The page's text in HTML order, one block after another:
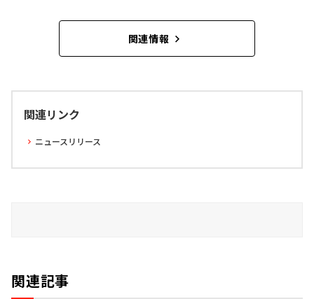
関連情報
関連リンク
ニュースリリース
関連記事